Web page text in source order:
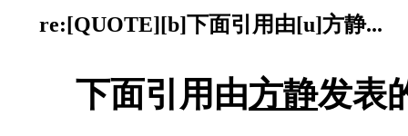
re:[QUOTE][b]下面引用由[u]方静...
下面引用由方静发表